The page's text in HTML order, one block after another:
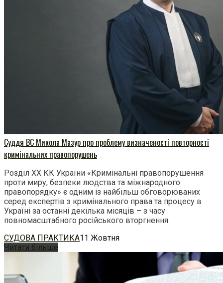
Суддя ВС Микола Мазур про проблему визначеності повторності
кримінальних правопорушень
Розділ ХХ КК України «Кримінальні правопорушення
проти миру, безпеки людства та міжнародного
правопорядку» є одним із найбільш обговорюваних
серед експертів з кримінального права та процесу в
Україні за останні декілька місяців – з часу
повномасштабного російського вторгнення.
СУДОВА ПРАКТИКА11 Жовтня
Читати більше